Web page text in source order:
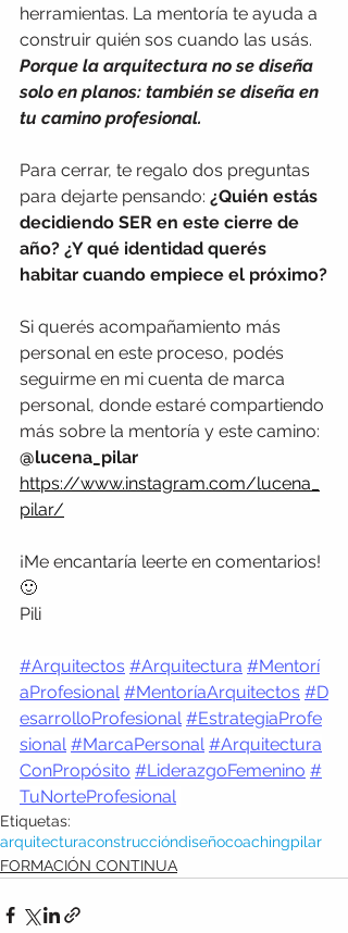
herramientas. La mentoría te ayuda a
construir quién sos cuando las usás.
Porque la arquitectura no se diseña
solo en planos: también se diseña en
tu camino profesional.
Para cerrar, te regalo dos preguntas
para dejarte pensando: ¿Quién estás
decidiendo SER en este cierre de
año? ¿Y qué identidad querés
habitar cuando empiece el próximo?
Si querés acompañamiento más
personal en este proceso, podés
seguirme en mi cuenta de marca
personal, donde estaré compartiendo
más sobre la mentoría y este camino:
@lucena_pilar
https://www.instagram.com/lucena_
pilar/
¡Me encantaría leerte en comentarios!
🙂
Pili
#Arquitectos #Arquitectura #Mentorí
aProfesional #MentoríaArquitectos #D
esarrolloProfesional #EstrategiaProfe
sional #MarcaPersonal #Arquitectura
ConPropósito #LiderazgoFemenino #
TuNorteProfesional
Etiquetas:
arquitecturaconstruccióndiseñocoachingpilar
FORMACIÓN CONTINUA